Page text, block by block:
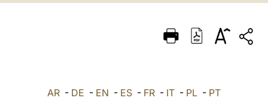
ITALIANO
AR - DE - EN - ES - FR - IT - PL - PT